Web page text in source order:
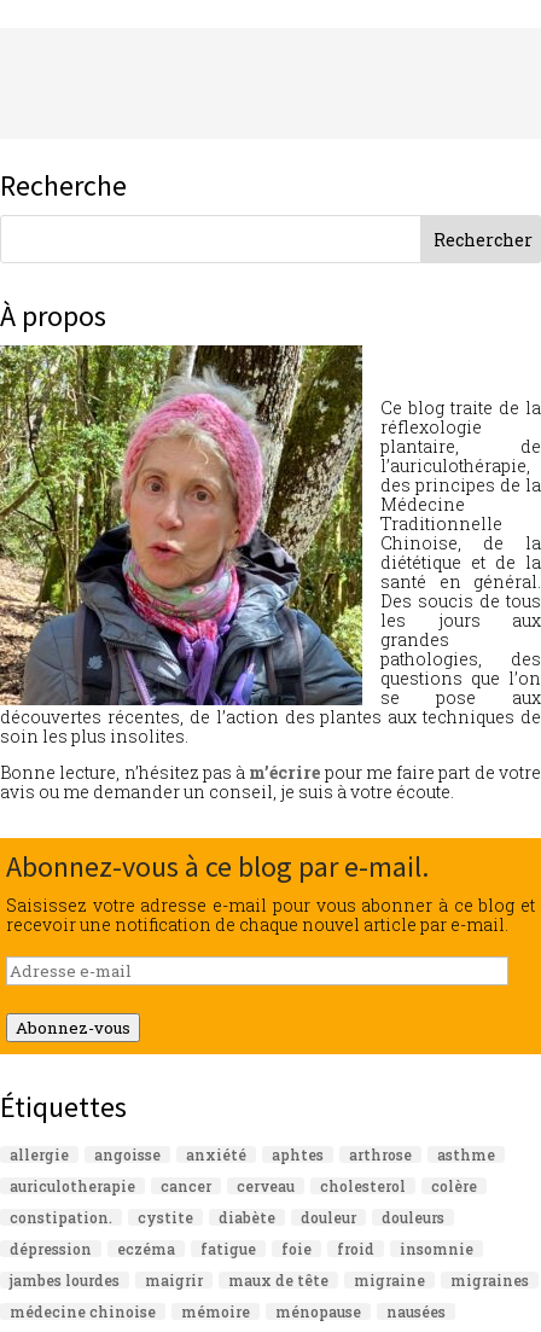
Recherche
À propos
Ce blog traite de la
réflexologie
plantaire, de
l’auriculothérapie,
des principes de la
Médecine
Traditionnelle
Chinoise, de la
diététique et de la
santé en général.
Des soucis de tous
les jours aux
grandes
pathologies, des
questions que l’on
se pose aux
découvertes récentes, de l’action des plantes aux techniques de
soin les plus insolites.
Bonne lecture, n’hésitez pas à m’écrire pour me faire part de votre
avis ou me demander un conseil, je suis à votre écoute.
Abonnez-vous à ce blog par e-mail.
Saisissez votre adresse e-mail pour vous abonner à ce blog et
recevoir une notification de chaque nouvel article par e-mail.
Adresse
e-
mail
Abonnez-vous
Étiquettes
allergie angoisse anxiété aphtes arthrose
asthme
auriculotherapie
cancer cerveau cholesterol
colère
constipation.
cystite diabète douleur
douleurs
dépression
eczéma fatigue foie froid
insomnie
jambes lourdes
maigrir maux de tête migraine
migraines
médecine chinoise
mémoire ménopause
nausées